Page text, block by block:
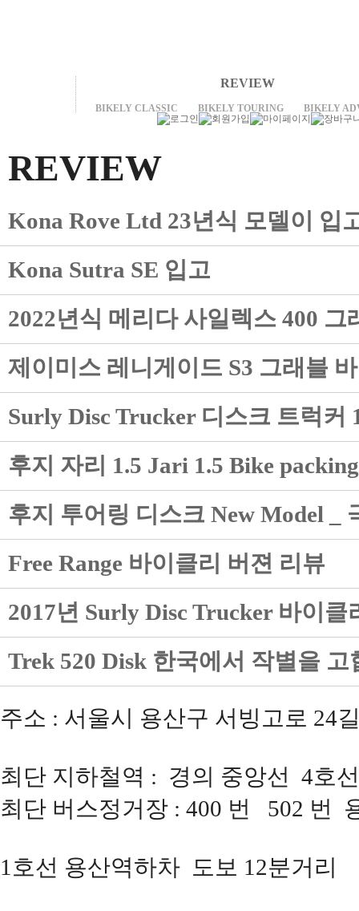
REVIEW
BIKELY CLASSIC BIKELY TOURING BIKELY
REVIEW
Kona Rove Ltd 23년식 모델이 입
Kona Sutra SE 입고
2022년식 메리다 사일렉스 400 그
제이미스 레니게이드 S3 그래블
Surly Disc Trucker 디스크 트럭커
후지 자리 1.5 Jari 1.5 Bike
후지 투어링 디스크 New Model _
Free Range 바이클리 버젼 리뷰
2017년 Surly Disc Trucker 바이클
Trek 520 Disk 한국에서 작별을 고
주소 : 서울시 용산구 서빙고로 24
최단 지하철역 : 경의 중앙선 4호
최단 버스정거장 : 400 번 502 번
1호선 용산역하차 도보 12분거리